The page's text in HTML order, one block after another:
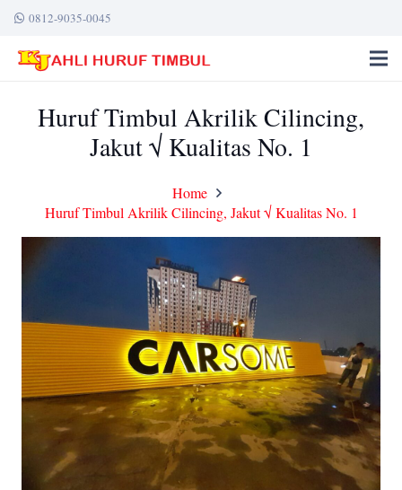
0812-9035-0045
Huruf Timbul Akrilik Cilincing,
Jakut √ Kualitas No. 1
Home
Huruf Timbul Akrilik Cilincing, Jakut √ Kualitas No. 1